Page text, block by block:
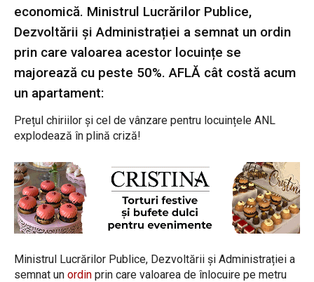
economică. Ministrul Lucrărilor Publice,
Dezvoltării și Administrației a semnat un ordin
prin care valoarea acestor locuințe se
majorează cu peste 50%. AFLĂ cât costă acum
un apartament:
Prețul chiriilor și cel de vânzare pentru locuințele ANL
explodează în plină criză!
Ministrul Lucrărilor Publice, Dezvoltării și Administrației a
semnat un ordin prin care valoarea de înlocuire pe metru